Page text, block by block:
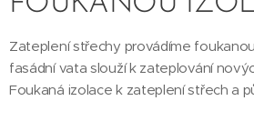
Zateplení střechy provádíme
fasádní vata slouží k zateplování
Foukaná izolace k zateplení střech a